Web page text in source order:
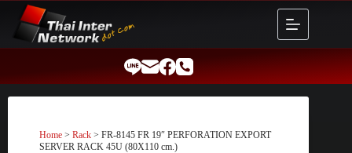
content
Home > Rack > FR-8145 FR 19″ PERFORATION EXPORT
SERVER RACK 45U (80X110 cm.)